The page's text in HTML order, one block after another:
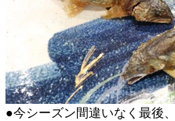
●今シーズン間違いなく最後